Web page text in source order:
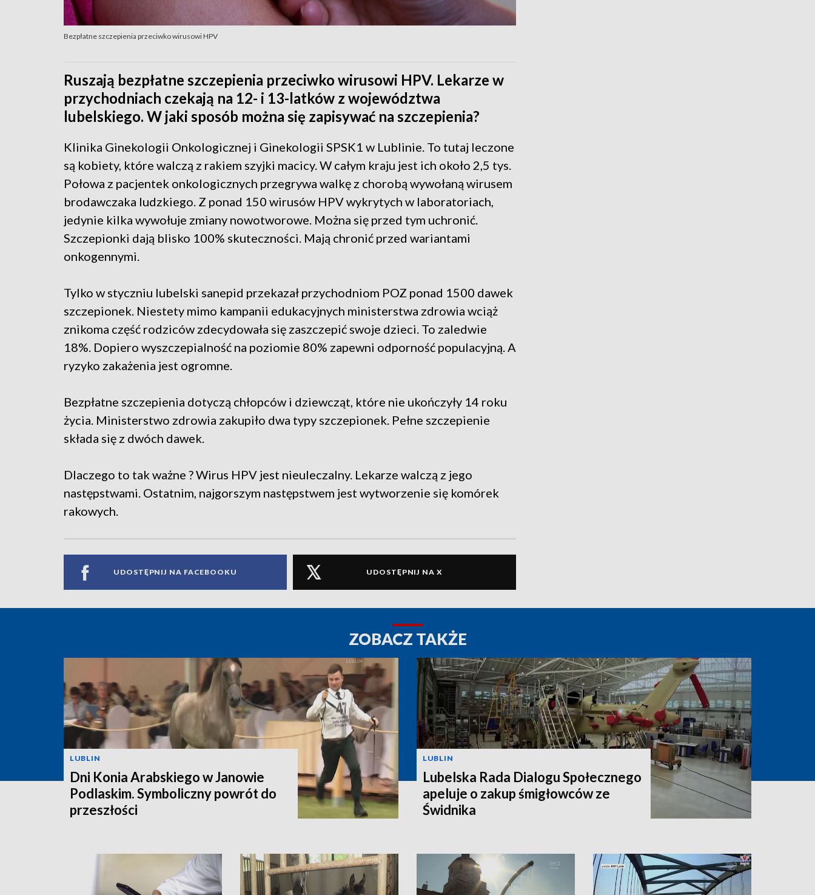
Bezpłatne szczepienia przeciwko wirusowi HPV
Ruszają bezpłatne szczepienia przeciwko wirusowi HPV. Lekarze w
przychodniach czekają na 12- i 13-latków z województwa
lubelskiego. W jaki sposób można się zapisywać na szczepienia?
Klinika Ginekologii Onkologicznej i Ginekologii SPSK1 w Lublinie. To tutaj leczone
są kobiety, które walczą z rakiem szyjki macicy. W całym kraju jest ich około 2,5 tys.
Połowa z pacjentek onkologicznych przegrywa walkę z chorobą wywołaną wirusem
brodawczaka ludzkiego. Z ponad 150 wirusów HPV wykrytych w laboratoriach,
jedynie kilka wywołuje zmiany nowotworowe. Można się przed tym uchronić.
Szczepionki dają blisko 100% skuteczności. Mają chronić przed wariantami
onkogennymi.
Tylko w styczniu lubelski sanepid przekazał przychodniom POZ ponad 1500 dawek
szczepionek. Niestety mimo kampanii edukacyjnych ministerstwa zdrowia wciąż
znikoma część rodziców zdecydowała się zaszczepić swoje dzieci. To zaledwie
18%. Dopiero wyszczepialność na poziomie 80% zapewni odporność populacyjną. A
ryzyko zakażenia jest ogromne.
Bezpłatne szczepienia dotyczą chłopców i dziewcząt, które nie ukończyły 14 roku
życia. Ministerstwo zdrowia zakupiło dwa typy szczepionek. Pełne szczepienie
składa się z dwóch dawek.
Dlaczego to tak ważne ? Wirus HPV jest nieuleczalny. Lekarze walczą z jego
następstwami. Ostatnim, najgorszym następstwem jest wytworzenie się komórek
rakowych.
UDOSTĘPNIJ NA FACEBOOKU UDOSTĘPNIJ NA X
ZOBACZ TAKŻE
LUBLIN
Dni Konia Arabskiego w Janowie
Podlaskim. Symboliczny powrót do
przeszłości
LUBLIN
Lubelska Rada Dialogu Społecznego
apeluje o zakup śmigłowców ze
Świdnika